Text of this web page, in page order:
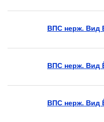
ВПС нерж. Вид
ВПС нерж. Вид
ВПС нерж. Вид